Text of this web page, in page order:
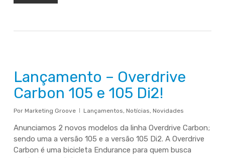
Lançamento – Overdrive
Carbon 105 e 105 Di2!
Por Marketing Groove Lançamentos, Notícias, Novidades
Anunciamos 2 novos modelos da linha Overdrive Carbon;
sendo uma a versão 105 e a versão 105 Di2. A Overdrive
Carbon é uma bicicleta Endurance para quem busca